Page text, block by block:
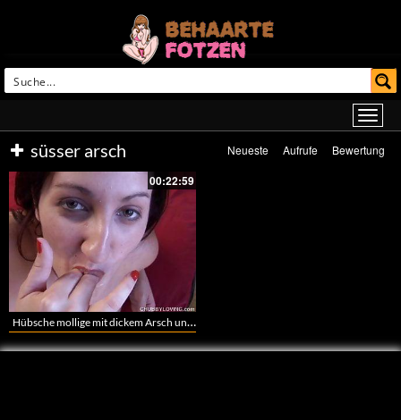
süsser arsch Neueste Aufrufe Bewertung
00:22:59
Hübsche mollige mit dickem Arsch und echtem Busch